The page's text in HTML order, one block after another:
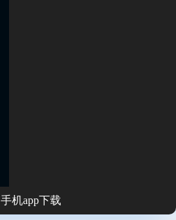
手机app下载